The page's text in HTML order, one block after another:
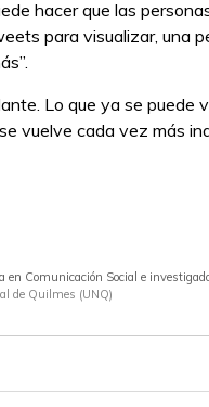
hacer que las
para visualizar, una
Lo que ya se puede
vuelve cada vez más
en Comunicación Social e
de Quilmes (UNQ)